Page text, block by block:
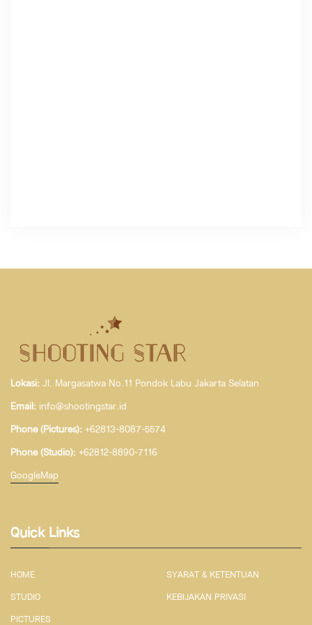
Lokasi: Jl. Margasatwa No.11 Pondok Labu Jakarta Selatan
Email: info@shootingstar.id
Phone (Pictures): +62813-8087-5574
Phone (Studio): +62812-8890-7116
GoogleMap
Quick Links
HOME SYARAT & KETENTUAN
STUDIO KEBIJAKAN PRIVASI
PICTURES